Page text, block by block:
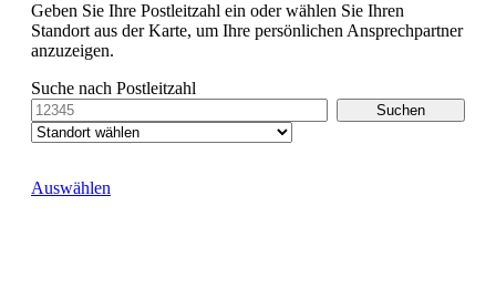
Geben Sie Ihre Postleitzahl ein oder wählen Sie Ihren
Standort aus der Karte, um Ihre persönlichen Ansprechpartner
anzuzeigen.
Suche nach Postleitzahl
Auswählen